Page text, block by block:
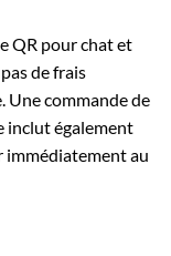
QR pour chat et
de frais
Une commande de
inclut également
immédiatement au